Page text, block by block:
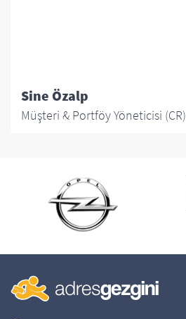
Sine Özalp
Müşteri & Portföy Yöneticisi (CR)